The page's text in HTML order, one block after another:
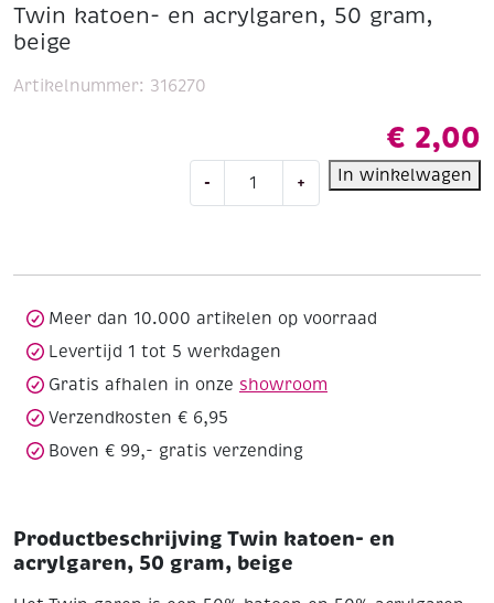
Twin katoen- en acrylgaren, 50 gram,
beige
€ 2,00
-
katoen-
beige
+ In winkelwagen
Artikelnummer: 316270
Meer dan 10.000 artikelen op voorraad
Levertijd 1 tot 5 werkdagen
Gratis afhalen in onze showroom
Verzendkosten € 6,95
Boven € 99,- gratis verzending
Productbeschrijving Twin katoen- en
acrylgaren, 50 gram, beige